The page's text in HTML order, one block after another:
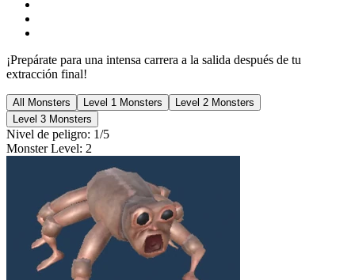
¡Prepárate para una intensa carrera a la salida después de tu
extracción final!
All Monsters Level 1 Monsters
Level 2 Monsters
Level 3 Monsters
Nivel de peligro: 1/5
Monster Level: 2